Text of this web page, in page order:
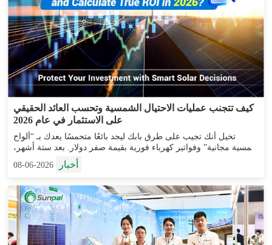
كيف تتجنب عمليات الاحتيال الشمسية وتحسب العائد الحقيقي
على الاستثمار في عام 2026
تخيل أنك تجيب على طرق بابك ليجد بائعًا متحمسًا يعدك بـ “ألواح
شمسية مجانية” وفواتير كهرباء فورية بقيمة صفر دولار. بعد ستة أشهر،
أخبار 2026-06-08